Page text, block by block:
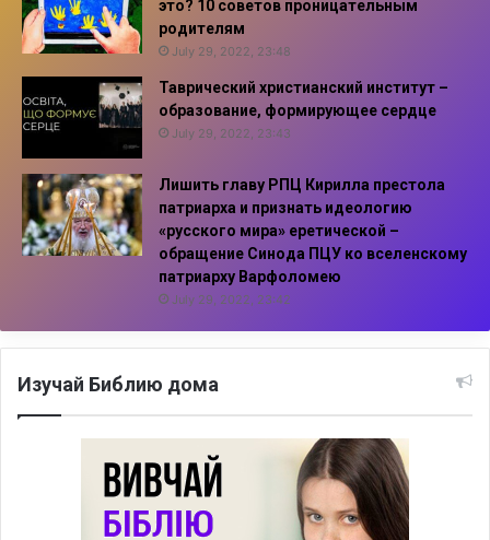
это? 10 советов проницательным
родителям
July 29, 2022, 23:48
Таврический христианский институт –
образование, формирующее сердце
July 29, 2022, 23:43
Лишить главу РПЦ Кирилла престола
патриарха и признать идеологию
«русского мира» еретической –
обращение Синода ПЦУ ко вселенскому
патриарху Варфоломею
July 29, 2022, 23:42
Изучай Библию дома